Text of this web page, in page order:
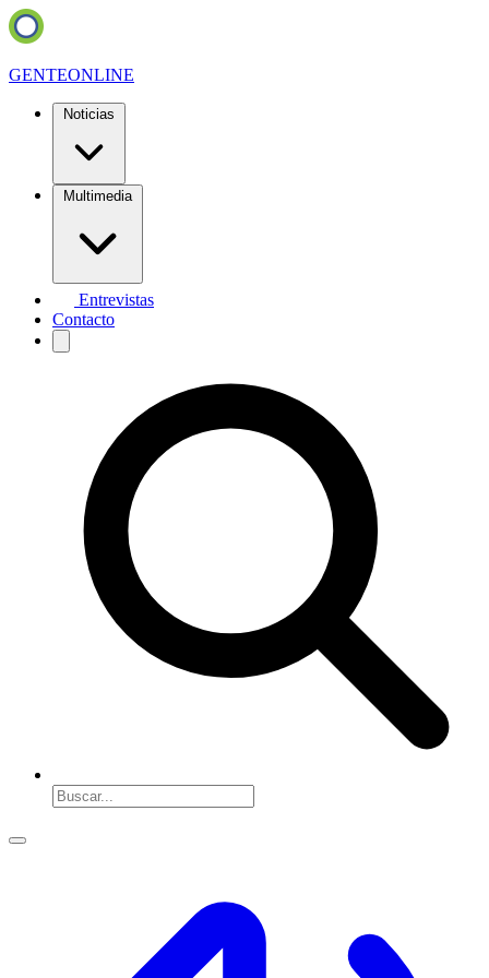
GENTEONLINE
Noticias
Multimedia
Entrevistas
Contacto